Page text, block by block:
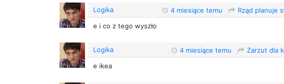
Logika 4 miesiące temu Rząd planuje
e i co z tego wyszło
Logika 4 miesiące temu Zarzut dla
e ikea